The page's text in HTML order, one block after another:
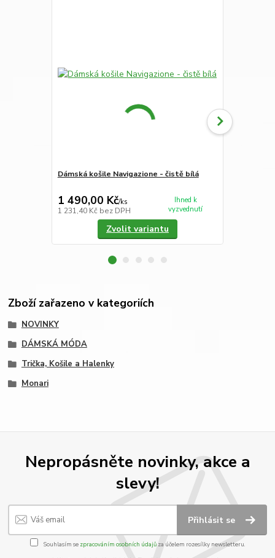
Dámská košile Navigazione - čistě bílá
1 490,00 Kč/ks
1 231,40 Kč bez DPH
Ihned k
vyzvednutí
Zvolit variantu
Zboží zařazeno v kategoriích
NOVINKY
DÁMSKÁ MÓDA
Trička, Košile a Halenky
Monari
Nepropásněte novinky, akce a
slevy!
Přihlásit se
Souhlasím se zpracováním osobních údajůza účelem rozesílky newsletteru.